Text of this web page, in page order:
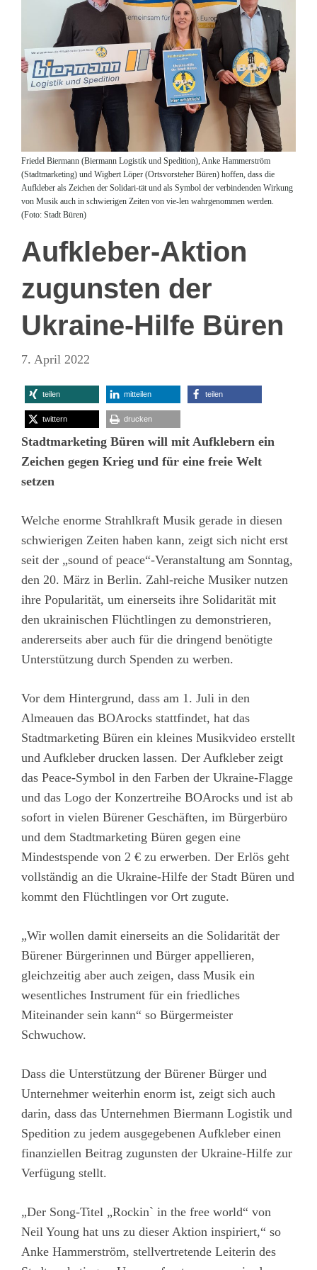
Friedel Biermann (Biermann Logistik und Spedition), Anke Hammerström
(Stadtmarketing) und Wigbert Löper (Ortsvorsteher Büren) hoffen, dass die
Aufkleber als Zeichen der Solidari-tät und als Symbol der verbindenden Wirkung
von Musik auch in schwierigen Zeiten von vie-len wahrgenommen werden.
(Foto: Stadt Büren)
Aufkleber-Aktion
zugunsten der
Ukraine-Hilfe Büren
7. April 2022
teilen mitteilen teilen
twittern drucken
Stadtmarketing Büren will mit Aufklebern ein
Zeichen gegen Krieg und für eine freie Welt
setzen
Welche enorme Strahlkraft Musik gerade in diesen
schwierigen Zeiten haben kann, zeigt sich nicht erst
seit der „sound of peace“-Veranstaltung am Sonntag,
den 20. März in Berlin. Zahl-reiche Musiker nutzen
ihre Popularität, um einerseits ihre Solidarität mit
den ukrainischen Flüchtlingen zu demonstrieren,
andererseits aber auch für die dringend benötigte
Unterstützung durch Spenden zu werben.
Vor dem Hintergrund, dass am 1. Juli in den
Almeauen das BOArocks stattfindet, hat das
Stadtmarketing Büren ein kleines Musikvideo erstellt
und Aufkleber drucken lassen. Der Aufkleber zeigt
das Peace-Symbol in den Farben der Ukraine-Flagge
und das Logo der Konzertreihe BOArocks und ist ab
sofort in vielen Bürener Geschäften, im Bürgerbüro
und dem Stadtmarketing Büren gegen eine
Mindestspende von 2 € zu erwerben. Der Erlös geht
vollständig an die Ukraine-Hilfe der Stadt Büren und
kommt den Flüchtlingen vor Ort zugute.
„Wir wollen damit einerseits an die Solidarität der
Bürener Bürgerinnen und Bürger appellieren,
gleichzeitig aber auch zeigen, dass Musik ein
wesentliches Instrument für ein friedliches
Miteinander sein kann“ so Bürgermeister
Schwuchow.
Dass die Unterstützung der Bürener Bürger und
Unternehmer weiterhin enorm ist, zeigt sich auch
darin, dass das Unternehmen Biermann Logistik und
Spedition zu jedem ausgegebenen Aufkleber einen
finanziellen Beitrag zugunsten der Ukraine-Hilfe zur
Verfügung stellt.
„Der Song-Titel „Rockin` in the free world“ von
Neil Young hat uns zu dieser Aktion inspiriert,“ so
Anke Hammerström, stellvertretende Leiterin des